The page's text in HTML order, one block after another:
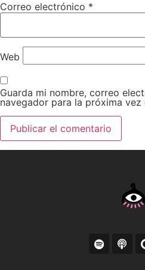
Correo electrónico *
Web
Guarda mi nombre, correo
navegador para la próxima vez